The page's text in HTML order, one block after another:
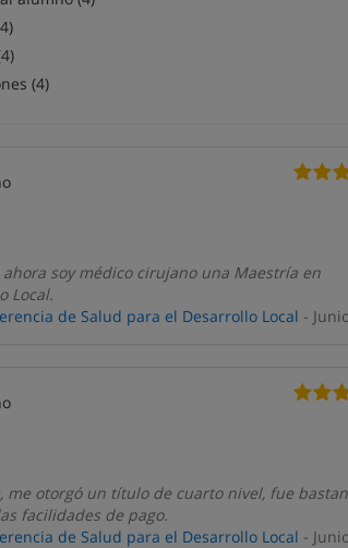
(4)
soy médico cirujano una Maestría en
Local.
de Salud para el Desarrollo Local -
me otorgó un título de cuarto nivel, fue
facilidades de pago.
de Salud para el Desarrollo Local -